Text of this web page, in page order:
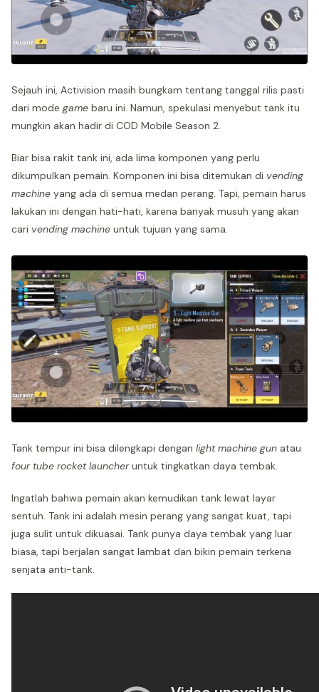
Sejauh ini, Activision masih bungkam tentang tanggal rilis pasti
dari mode game baru ini. Namun, spekulasi menyebut tank itu
mungkin akan hadir di COD Mobile Season 2.
Biar bisa rakit tank ini, ada lima komponen yang perlu
dikumpulkan pemain. Komponen ini bisa ditemukan di vending
machine yang ada di semua medan perang. Tapi, pemain harus
lakukan ini dengan hati-hati, karena banyak musuh yang akan
cari vending machine untuk tujuan yang sama.
Tank tempur ini bisa dilengkapi dengan light machine gun atau
four tube rocket launcheruntuk tingkatkan daya tembak.
Ingatlah bahwa pemain akan kemudikan tank lewat layar
sentuh. Tank ini adalah mesin perang yang sangat kuat, tapi
juga sulit untuk dikuasai. Tank punya daya tembak yang luar
biasa, tapi berjalan sangat lambat dan bikin pemain terkena
senjata anti-tank.